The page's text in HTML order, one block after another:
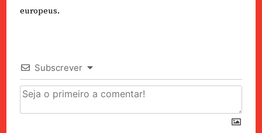
europeus.
Subscrever